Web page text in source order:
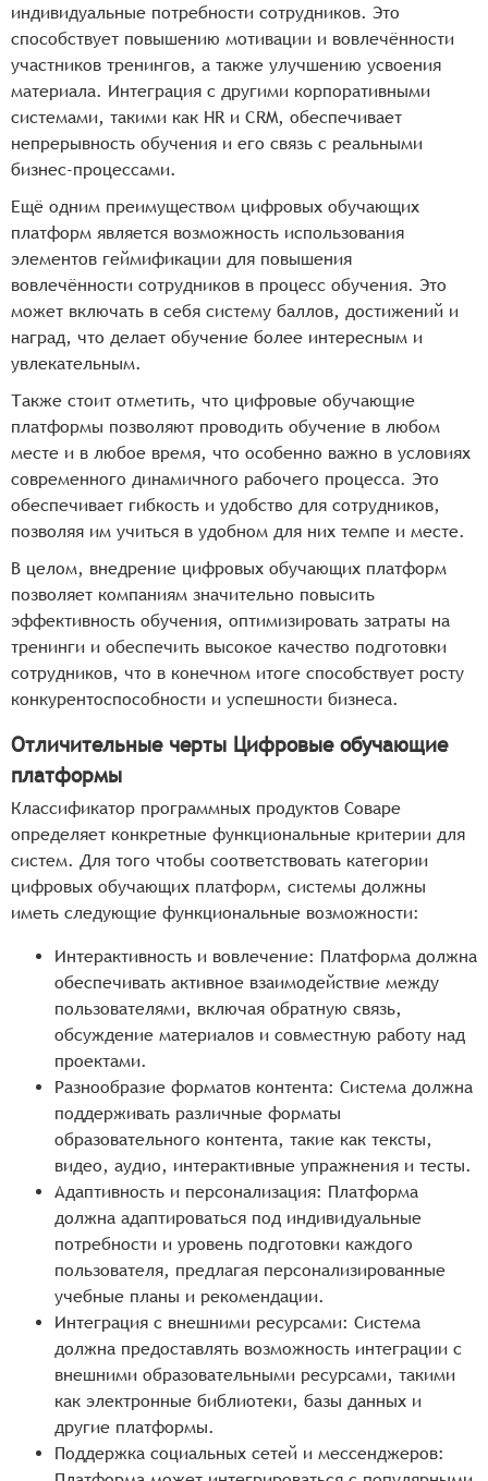
индивидуальные потребности сотрудников. Это
способствует повышению мотивации и вовлечённости
участников тренингов, а также улучшению усвоения
материала. Интеграция с другими корпоративными
системами, такими как HR и CRM, обеспечивает
непрерывность обучения и его связь с реальными
бизнес-процессами.
Ещё одним преимуществом цифровых обучающих
платформ является возможность использования
элементов геймификации для повышения
вовлечённости сотрудников в процесс обучения. Это
может включать в себя систему баллов, достижений и
наград, что делает обучение более интересным и
увлекательным.
Также стоит отметить, что цифровые обучающие
платформы позволяют проводить обучение в любом
месте и в любое время, что особенно важно в условиях
современного динамичного рабочего процесса. Это
обеспечивает гибкость и удобство для сотрудников,
позволяя им учиться в удобном для них темпе и месте.
В целом, внедрение цифровых обучающих платформ
позволяет компаниям значительно повысить
эффективность обучения, оптимизировать затраты на
тренинги и обеспечить высокое качество подготовки
сотрудников, что в конечном итоге способствует росту
конкурентоспособности и успешности бизнеса.
Отличительные черты Цифровые обучающие
платформы
Классификатор программных продуктов Соваре
определяет конкретные функциональные критерии для
систем. Для того чтобы соответствовать категории
цифровых обучающих платформ, системы должны
иметь следующие функциональные возможности:
Интерактивность и вовлечение: Платформа должна
обеспечивать активное взаимодействие между
пользователями, включая обратную связь,
обсуждение материалов и совместную работу над
проектами.
Разнообразие форматов контента: Система должна
поддерживать различные форматы
образовательного контента, такие как тексты,
видео, аудио, интерактивные упражнения и тесты.
Адаптивность и персонализация: Платформа
должна адаптироваться под индивидуальные
потребности и уровень подготовки каждого
пользователя, предлагая персонализированные
учебные планы и рекомендации.
Интеграция с внешними ресурсами: Система
должна предоставлять возможность интеграции с
внешними образовательными ресурсами, такими
как электронные библиотеки, базы данных и
другие платформы.
Поддержка социальных сетей и мессенджеров: